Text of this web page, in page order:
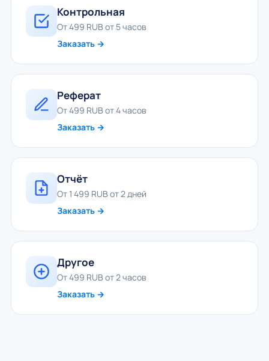
Контрольная
От 499 RUB от 5 часов
Заказать →
Реферат
От 499 RUB от 4 часов
Заказать →
Отчёт
От 1 499 RUB от 2 дней
Заказать →
Другое
От 499 RUB от 2 часов
Заказать →